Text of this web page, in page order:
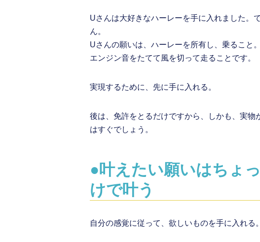
Uさんは大好きなハーレーを手に入れました。
ん。
Uさんの願いは、ハーレーを所有し、乗ること。
エンジン音をたてて風を切って走ることです。
実現するために、先に手に入れる。
後は、免許をとるだけですから、しかも、実
はすぐでしょう。
●叶えたい願いはちょ
けで叶う
自分の感覚に従って、欲しいものを手に入れる。